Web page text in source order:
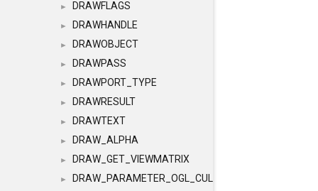
► DRAWFLAGS
► DRAWHANDLE
► DRAWOBJECT
► DRAWPASS
► DRAWPORT_TYPE
► DRAWRESULT
► DRAWTEXT
► DRAW_ALPHA
► DRAW_GET_VIEWMATRIX
► DRAW_PARAMETER_OGL_CULLING